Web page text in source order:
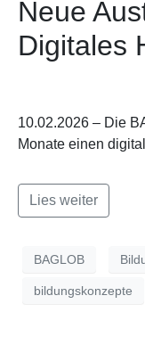
Neue
Digitales
10.02.2026 – Die
Monate einen
Lies weiter
BAGLOB
bildungskonzepte